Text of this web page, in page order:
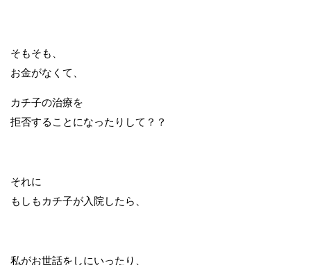
そもそも、
お金がなくて、
カチ子の治療を
拒否することになったりして？？
それに
もしもカチ子が入院したら、
私がお世話をしにいったり、